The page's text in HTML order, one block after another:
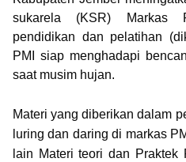
sukarela (KSR) Markas
pendidikan dan pelatihan
PMI siap menghadapi
saat musim hujan.
Materi yang diberikan dalam
luring dan daring di markas
lain Materi teori dan Praktek